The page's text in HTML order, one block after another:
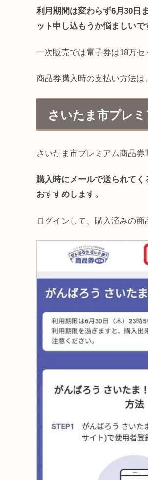
利用期間は変わらず6月30日
ット申し込もうか悩ましいで
一次販売では電子券は18万セ
商品券購入時の支払い方法は
さいたま市プレ
さいたま市プレミアム商品券
購入時にメールで送られて
おすすめします。
ログインして、購入済みの商